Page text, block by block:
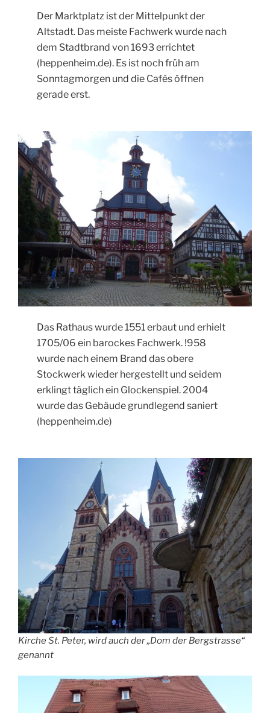
Der Marktplatz ist der Mittelpunkt der
Altstadt. Das meiste Fachwerk wurde nach
dem Stadtbrand von 1693 errichtet
(heppenheim.de). Es ist noch früh am
Sonntagmorgen und die Cafès öffnen
gerade erst.
Das Rathaus wurde 1551 erbaut und erhielt
1705/06 ein barockes Fachwerk. !958
wurde nach einem Brand das obere
Stockwerk wieder hergestellt und seidem
erklingt täglich ein Glockenspiel. 2004
wurde das Gebäude grundlegend saniert
(heppenheim.de)
Kirche St. Peter, wird auch der „Dom der Bergstrasse“
genannt